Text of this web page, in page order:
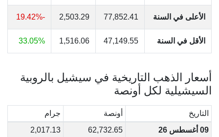
الأعلى في السنة 77,852.41
2,503.29
-19.42%
الأقل في السنة 47,149.55
1,516.06
33.05%
أسعار الذهب التاريخية في سيشيل بالروبية
السيشيلية لكل أونصة
التاريخ أونصة
جرام
09 أغسطس 26
62,732.65
2,017.13